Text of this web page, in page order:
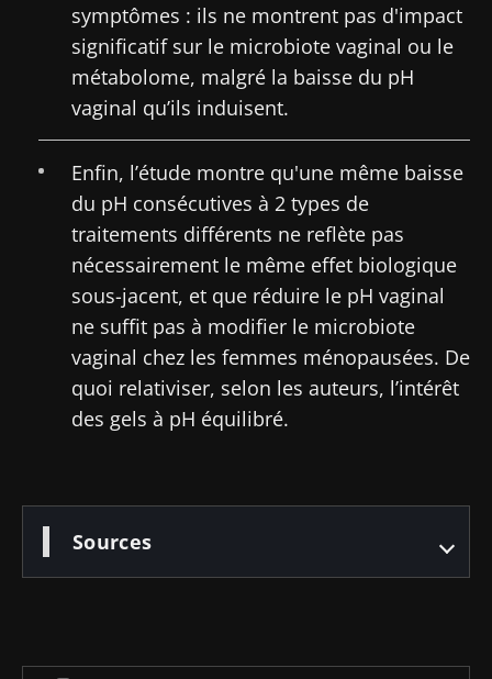
symptômes : ils ne montrent pas d'impact
significatif sur le microbiote vaginal ou le
métabolome, malgré la baisse du pH
vaginal qu’ils induisent.
Enfin, l’étude montre qu'une même baisse
du pH consécutives à 2 types de
traitements différents ne reflète pas
nécessairement le même effet biologique
sous-jacent, et que réduire le pH vaginal
ne suffit pas à modifier le microbiote
vaginal chez les femmes ménopausées. De
quoi relativiser, selon les auteurs, l’intérêt
des gels à pH équilibré.
Sources
Impact des
microbiotes
sur la santé
reproductive
intratumoral
du cancer
colorectal :
un
indicateur
pronostique
indépendant
?
Une
bactérie
intestinale
la force
musculaire